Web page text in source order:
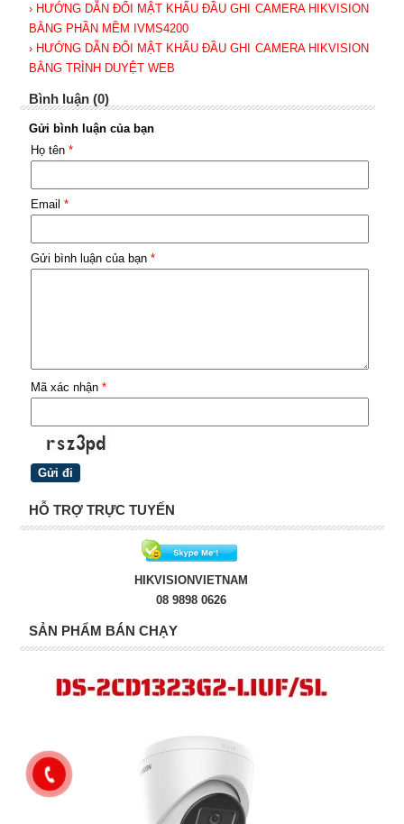
› HƯỚNG DẪN ĐỔI MẬT KHẨU ĐẦU GHI CAMERA HIKVISION
BẰNG PHẦN MỀM IVMS4200
› HƯỚNG DẪN ĐỔI MẬT KHẨU ĐẦU GHI CAMERA HIKVISION
BẰNG TRÌNH DUYỆT WEB
Bình luận (0)
Gửi bình luận của bạn
Họ tên *
Email *
Gửi bình luận của bạn *
Mã xác nhận *
HỖ TRỢ TRỰC TUYẾN
HIKVISIONVIETNAM
08 9898 0626
SẢN PHẨM BÁN CHẠY